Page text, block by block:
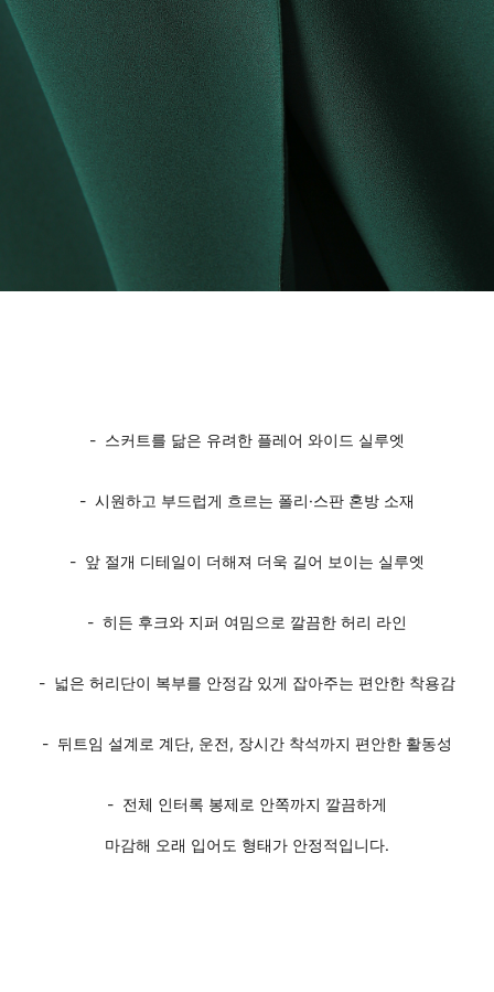
- 스커트를 닮은 유려한 플레어 와이드 실루엣
- 시원하고 부드럽게 흐르는 폴리·스판 혼방 소재
- 앞 절개 디테일이 더해져 더욱 길어 보이는 실루엣
- 히든 후크와 지퍼 여밈으로 깔끔한 허리 라인
- 넓은 허리단이 복부를 안정감 있게 잡아주는 편안한 착용감
- 뒤트임 설계로 계단, 운전, 장시간 착석까지 편안한 활동성
- 전체 인터록 봉제로 안쪽까지 깔끔하게
마감해 오래 입어도 형태가 안정적입니다.